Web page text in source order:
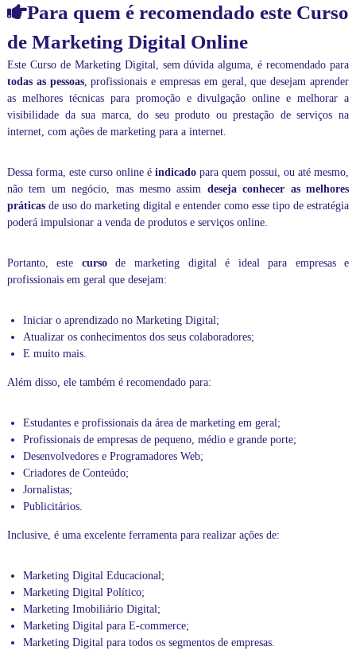
Para quem é recomendado este Curso
de Marketing Digital Online
Este Curso de Marketing Digital
, sem dúvida alguma, é recomendado para
todas as pessoas, profissionais e empresas em geral, que desejam aprender
as melhores técnicas para promoção e divulgação online e melhorar a
visibilidade da sua marca, do seu produto ou prestação de serviços na
internet, com ações de marketing para a internet.
Dessa forma, este curso online é indicado para quem possui, ou até mesmo,
não tem um negócio, mas mesmo assim deseja conhecer as melhores
práticasde uso do marketing digital e entender como esse tipo de estratégia
poderá impulsionar a venda de produtos e serviços online.
Portanto, este cursode marketing digital é ideal para empresas e
profissionais em geral que desejam:
Iniciar o aprendizado no Marketing Digital;
Atualizar os conhecimentos dos seus colaboradores;
E muito mais.
Além disso, ele também é recomendado para:
Estudantes e profissionais da área de marketing em geral;
Profissionais de empresas de pequeno, médio e grande porte;
Desenvolvedores e Programadores Web;
Criadores de Conteúdo;
Jornalistas;
Publicitários.
Inclusive, é uma excelente ferramenta para realizar ações de:
Marketing Digital Educacional;
Marketing Digital Político;
Marketing Imobiliário Digital ;
Marketing Digital para E-commerce;
Marketing Digital para todos os segmentos de empresas.